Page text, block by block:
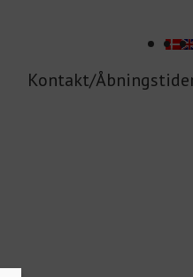
Kontakt/